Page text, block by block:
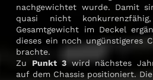
nachgewichtet wurde. Damit
quasi nicht
Gesamtgewicht im Deckel
dieses ein noch ungünstigeres
brachte.
Zu Punkt 3wird nächstes
auf dem Chassis positioniert.